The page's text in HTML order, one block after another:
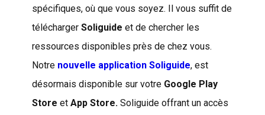
spécifiques, où que vous soyez. Il vous suffit de
télécharger Soliguide et de chercher les
ressources disponibles près de chez vous.
Notre nouvelle application Soliguide, est
désormais disponible sur votre Google Play
Store et App Store. Soliguide offrant un accès